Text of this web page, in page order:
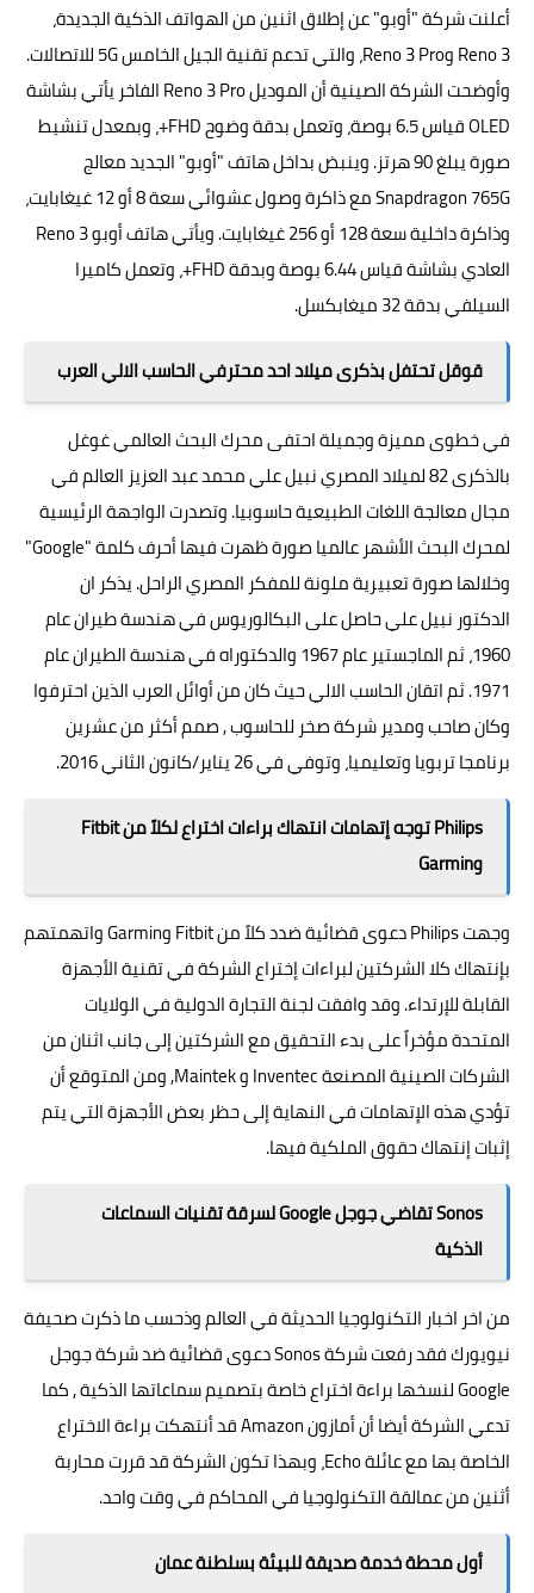
أعلنت شركة "أوبو" عن إطلاق اثنين من الهواتف الذكية الجديدة،
Reno 3 وReno 3 Pro، والتي تدعم تقنية الجيل الخامس 5G للاتصالات.
وأوضحت الشركة الصينية أن الموديل Reno 3 Pro الفاخر يأتي بشاشة
OLED قياس 6.5 بوصة، وتعمل بدقة وضوح FHD+، وبمعدل تنشيط
صورة يبلغ 90 هرتز. وينبض بداخل هاتف "أوبو" الجديد معالج
Snapdragon 765G مع ذاكرة وصول عشوائي سعة 8 أو 12 غيغابايت،
وذاكرة داخلية سعة 128 أو 256 غيغابايت. ويأتي هاتف أوبو Reno 3
العادي بشاشة قياس 6.44 بوصة وبدقة FHD+، وتعمل كاميرا
السيلفي بدقة 32 ميغابكسل.
قوقل تحتفل بذكرى ميلاد احد محترفي الحاسب الالي العرب
في خطوى مميزة وجميلة احتفى محرك البحث العالمي غوغل
بالذكرى 82 لميلاد المصري نبيل علي محمد عبد العزيز العالم في
مجال معالجة اللغات الطبيعية حاسوبيا. وتصدرت الواجهة الرئيسية
لمحرك البحث الأشهر عالميا صورة ظهرت فيها أحرف كلمة "Google"
وخلالها صورة تعبيرية ملونة للمفكر المصري الراحل. يذكر ان
الدكتور نبيل علي حاصل على البكالوريوس في هندسة طيران عام
1960، ثم الماجستير عام 1967 والدكتوراه في هندسة الطيران عام
1971. ثم اتقان الحاسب الالي حيث كان من أوائل العرب الذين احترفوا
وكان صاحب ومدير شركة صخر للحاسوب , صمم أكثر من عشرين
برنامجا تربويا وتعليميا، وتوفي في 26 يناير/كانون الثاني 2016.
Philips توجه إتهامات انتهاك براءات اختراع لكلاً من Fitbit
وGarmin
وجهت Philips دعوى قضائية ضدد كلاً من Fitbit وGarmin واتهمتهم
بإنتهاك كلا الشركتين لبراءات إختراع الشركة في تقنية الأجهزة
القابلة للإرتداء. وقد وافقت لجنة التجارة الدولية في الولايات
المتحدة مؤخراً على بدء التحقيق مع الشركتين إلى جانب اثنان من
الشركات الصينية المصنعة Inventec و Maintek, ومن المتوقع أن
تؤدي هذه الإتهامات في النهاية إلى حظر بعض الأجهزة التي يتم
إثبات إنتهاك حقوق الملكية فيها.
Sonos تقاضي جوجل Google لسرقة تقنيات السماعات
الذكية
من اخر اخبار التكنولوجيا الحديثة في العالم وذحسب ما ذكرت صحيفة
نيويورك فقد رفعت شركة Sonos دعوى قضائية ضد شركة جوجل
Google لنسخها براءة اختراع خاصة بتصميم سماعاتها الذكية , كما
تدعي الشركة أيضا أن أمازونAmazonقد أنتهكت براءة الاختراع
الخاصة بها مع عائلة Echo، وبهذا تكون الشركة قد قررت محاربة
أثنين من عمالقة التكنولوجيا في المحاكم في وقت واحد.
أول محطة خدمة صديقة للبيئة بسلطنة عمان